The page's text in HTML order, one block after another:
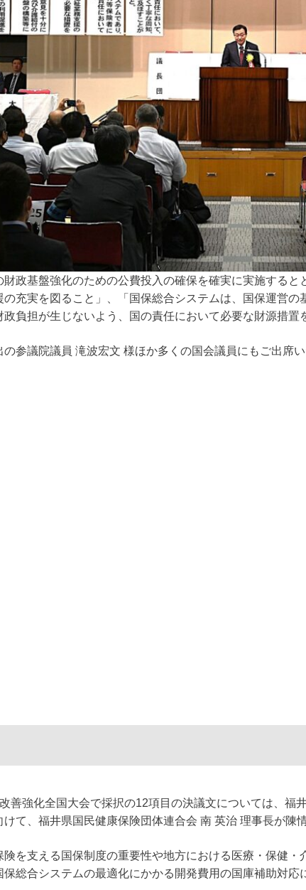
政基盤強化のための公費投入の確保を確実に実施すると
充実を図ること」、「国保総合システムは、国保運営
負担が生じないよう、国の責任において必要な財源措置
参議院議員 滝波宏文 様ほか多くの国会議員にもご出席
善強化全国大会で採択の12項目の決議文については、福
て、福井県国民健康保険団体連合会 南 英治 理事長が陳
を支える国保制度の重要性や地方における医療・保健
総合システムの最適化にかかる開発費用の国庫補助対応